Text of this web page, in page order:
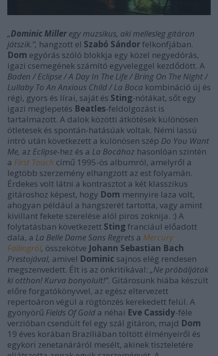
„Dominic Milleregy muzsikus, aki mellesleg gitáron
játszik.”, hangzott el Szabó Sándorfelkonfjában.
Dom egyórás szóló blokkja egy közel negyedórás,
igazi csemegének számító egyveleggel kezdődött. A
Baden / Eclipse / A Day In The Life / Bring On The Night /
Lullaby To An Anxious Child / La Boca kombináció új és
régi, gyors és lírai, saját és Sting-nótákat, sőt egy
igazi meglepetés Beatles-feldolgozást is
tartalmazott. A dalok közötti átkötések különösen
ötletesek és spontán-hatásúak voltak. Némi lassú
intró után következett a különösen szép Do You Want
Me, az Eclipse-hez és a La Bocához hasonlóan szintén
a First Touch című 1995-ös albumról, amelyről a
legtöbb szerzemény elhangzott az est folyamán.
Érdekes volt látni a kontrasztot a két klasszikus
gitároshoz képest, hogy Dom mennyire laza volt,
ahogyan például a hangszerét tartotta, vagy amint
kivillant fekete szerelése alól piros zoknija. :) A
folytatásban következett Stingfranciául előadott
dala, a La Belle Dame Sans Regrets a Mercury
Fallingról, összekötve Johann Sebastian Bach
Prestojával, amivel Dominic sajnos elég rendesen
megszenvedett. Élt is az önkritikával: „Ne próbáljátok
ki otthon! Kurva bonyolult!”. Gitárosunk hiába készült
előre forgatókönyvvel, az egész eltervezett
repertoáron végül a rögtönzés kerekedett felül. A
gyönyörű Fields Of Gold a néhai Eve Cassidy-féle
verzióban csendült fel egy szál gitáron, majd Dom
19 éves korában Brazíliában töltött élményeiről és
egykori zenetanáráról mesélt, akinek tiszteletére